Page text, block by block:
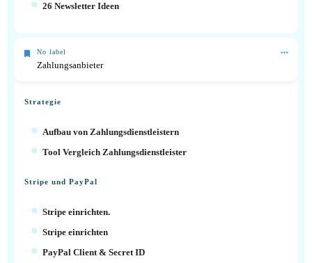
26 Newsletter Ideen
No label
Zahlungsanbieter
Strategie
Aufbau von Zahlungsdienstleistern
Tool Vergleich Zahlungsdienstleister
Stripe und PayPal
Stripe einrichten.
Stripe einrichten
PayPal Client & Secret ID